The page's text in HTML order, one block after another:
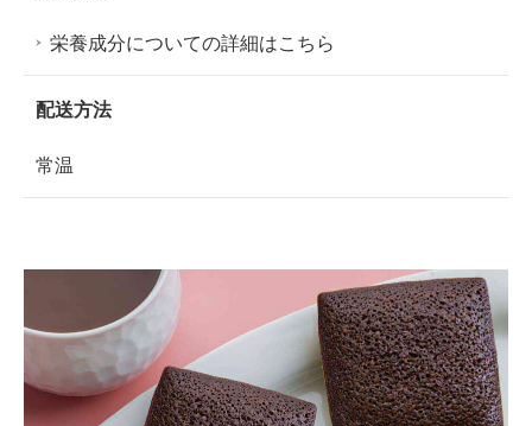
栄養成分についての詳細はこちら
配送方法
常温